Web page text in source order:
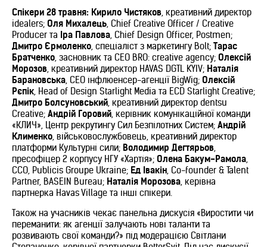
Спікери 28 травня: Кирило Чистяков, креативний директор
idealers; Оля Михалець, Chief Creative Officer / Creative
Producer та Іра Павлова, Chief Design Officer, Postmen;
Дмитро Єрмоленко, спеціаліст з маркетингу Bolt; Тарас
Братченко, засновник та СЕО BRO: creative agency; Олексій
Морозов, креативний директор HAVAS DGTL KYIV; Наталія
Барановська, CEO інфлюенсер-агенції BigWig; Олексій
Рєпік, Head of Design Starlight Media та ECD Starlight Creative;
Дмитро Болсуновський, креативний директор dentsu
Creative; Андрій Горовий, керівник комунікаційної команди
«КЛИЧ», Центр рекрутингу Сил Безпілотних Систем; Андрій
Клименко, військовослужбовець, креативний директор
платформи Культурні сили; Володимир Дегтярьов,
пресофіцер 2 корпусу НГУ «Хартія»; Олена Бакум-Рамола,
CCO, Publicis Groupe Ukraine; Ед Івакін, Co-founder & Talent
Partner, BASEIN Bureau; Наталія Морозова, керівна
партнерка Havas Village та інші спікери.
Також на учасників чекає панельна дискусія «Виростити чи
переманити: як агенції залучають нові таланти та
розвивають свої команди?» під модерацією Світлани